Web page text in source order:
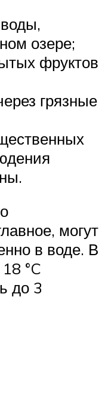
озере;
фруктов
грязные
могут
в воде. В
°C
до 3